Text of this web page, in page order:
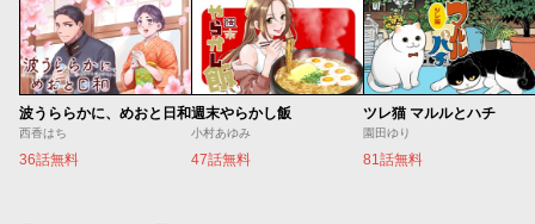
波うららかに、めおと日和
西香はち
36話無料
週末やらかし飯
小村あゆみ
47話無料
ツレ猫 マルルとハチ
園田ゆり
81話無料